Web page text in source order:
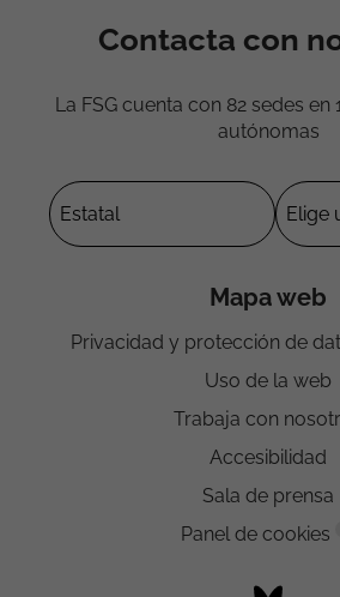
Contacta con
La FSG cuenta con 82 sedes
autónomas
Mapa web
Privacidad y protección de
Uso de la web
Trabaja con
Accesibilidad
Sala de prensa
Panel de cookies